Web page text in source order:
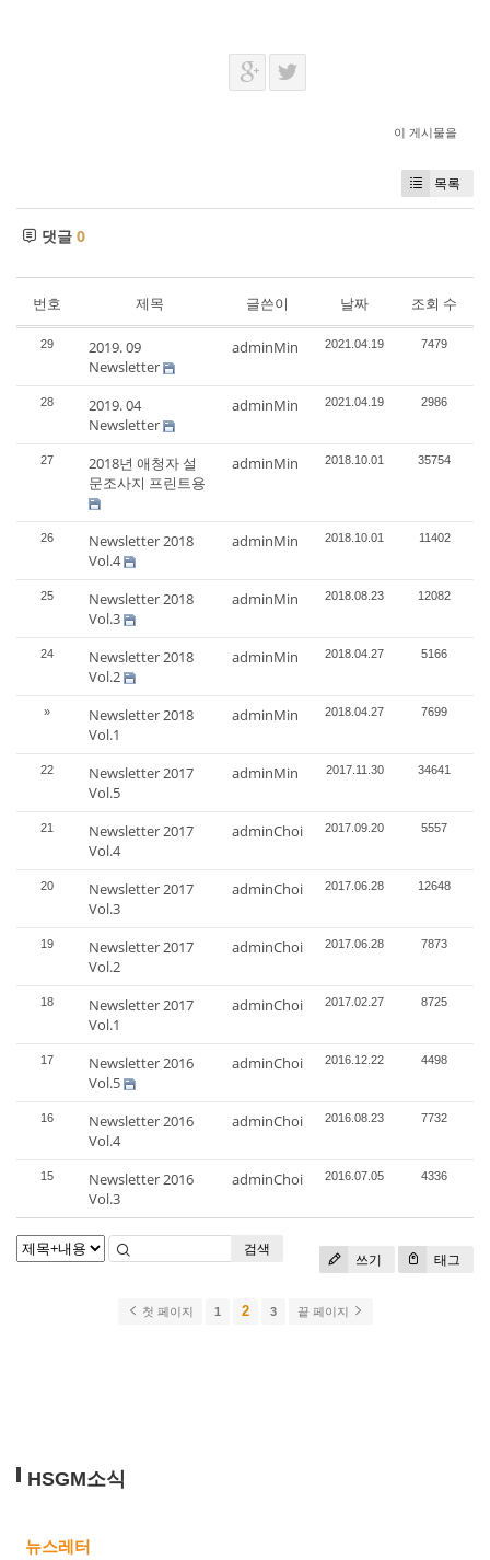
이 게시물을
목록
댓글 0
번호 제목 글쓴이 날짜 조회 수
29
2019. 09
Newsletter
adminMin 2021.04.19 7479
28
2019. 04
Newsletter
adminMin 2021.04.19 2986
27
2018년 애청자 설
문조사지 프린트용
adminMin 2018.10.01 35754
26
Newsletter 2018
Vol.4
adminMin 2018.10.01 11402
25
Newsletter 2018
Vol.3
adminMin 2018.08.23 12082
24
Newsletter 2018
Vol.2
adminMin 2018.04.27 5166
»
Newsletter 2018
Vol.1
adminMin 2018.04.27 7699
22
Newsletter 2017
Vol.5
adminMin 2017.11.30 34641
21
Newsletter 2017
Vol.4
adminChoi 2017.09.20 5557
20
Newsletter 2017
Vol.3
adminChoi 2017.06.28 12648
19
Newsletter 2017
Vol.2
adminChoi 2017.06.28 7873
18
Newsletter 2017
Vol.1
adminChoi 2017.02.27 8725
17
Newsletter 2016
Vol.5
adminChoi 2016.12.22 4498
16
Newsletter 2016
Vol.4
adminChoi 2016.08.23 7732
15
Newsletter 2016
Vol.3
adminChoi 2016.07.05 4336
쓰기 태그
검색
첫 페이지 1 2 3 끝 페이지
HSGM소식
뉴스레터